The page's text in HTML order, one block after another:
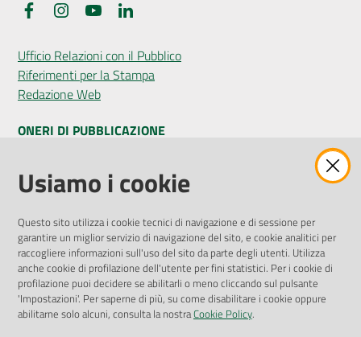
FacebookInstagramYouTube
Ufficio Relazioni con il Pubblico
Riferimenti per la Stampa
Redazione Web
ONERI DI PUBBLICAZIONE
Amministrazione Trasparente
Pubblicità legale
Privacy Policy
Attuazione Misure PNRR
Liste di Attesa
ENTI, IMPRESE E PARTNER
Usiamo i cookie
Questo sito utilizza i cookie tecnici di navigazione e di sessione per
garantire un miglior servizio di navigazione del sito, e cookie analitici per
raccogliere informazioni sull'uso del sito da parte degli utenti. Utilizza
anche cookie di profilazione dell'utente per fini statistici. Per i cookie di
profilazione puoi decidere se abilitarli o meno cliccando sul pulsante
'Impostazioni'. Per saperne di più, su come disabilitare i cookie oppure
abilitarne solo alcuni, consulta la nostraCookie Policy.